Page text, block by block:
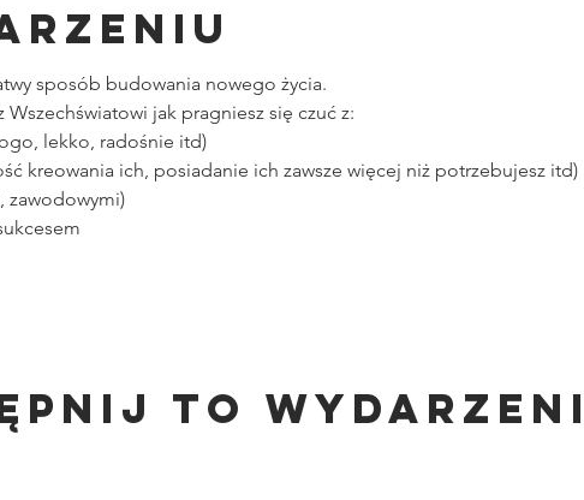
sposób budowania nowego życia.
Wszechświatowi jak pragniesz się czuć z:
lekko, radośnie itd)
kreowania ich, posiadanie ich zawsze więcej niż potrzebujesz itd)
zawodowymi)
to